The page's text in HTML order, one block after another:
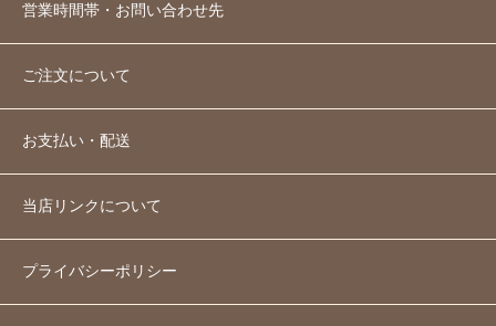
営業時間帯・お問い合わせ先
ご注文について
お支払い・配送
当店リンクについて
プライバシーポリシー